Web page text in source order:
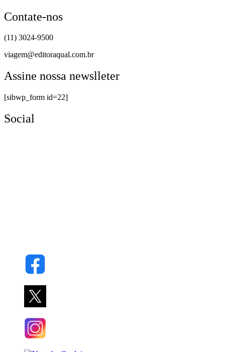
Contate-nos
(11) 3024-9500
viagem@editoraqual.com.br
Assine nossa newslleter
[sibwp_form id=22]
Social